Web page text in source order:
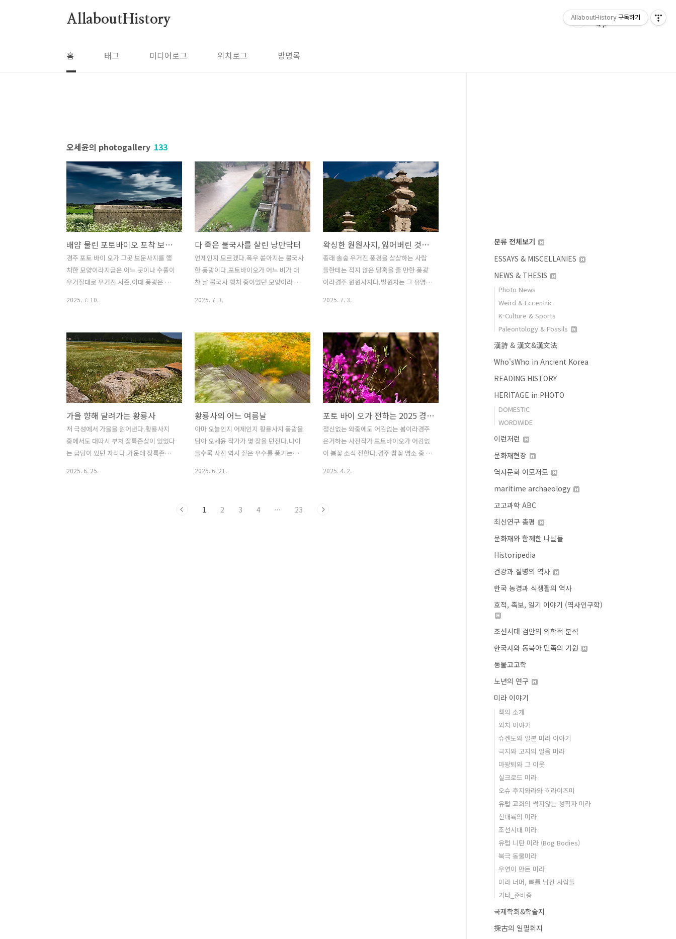
AllaboutHistory
홈 태그 미디어로그 위치로그 방명록
오세윤의 photogallery 133
배얌 물린 포토바이오 포착 보문사지 여름 한 컷
경주 포토 바이 오가 그곳 보문사지를 행
차한 모양이라지금은 어느 곳이나 수풀이
우거질대로 우거진 시즌.이때 풍광은 찜
스크린에선 더위를 잊게 하니 이를 우리
는 사진의 사기라 한다.저 보문리사지는
터만 덩그러하지만 한때 대단한 위용을
자랑한 신라시대 거찰이 있던 곳임은 저
런 만만찮은 석조물들이 우뚝하니 증언하
거니와화푹이 품은 이 석조라 저런 석조
는 지금 한국 절간이라면 모름지기 구비
하니 목을 축이는 구실도 하고 혹 모를 일
이라 달빛 환한 여름밤엔 스님이 발가벗
고 등목했는지도 모를 일이다.저 잡풀은
뱀 서식을 부른다.물론 배얌은 생각보다
파충류라 그늘을 싫어..
2025. 7. 10.
다 죽은 불국사를 살린 낭만닥터
언제인지 모르겠다.폭우 쏟아지는 불국사
한 풍광이다.포토바이오가 어느 비가 대
찬 날 불국사 행차 중이었던 모양이라 불
있었다.불과 백년 전불국사는 폐허였다.
그 불국사가 기적처럼 살아났다.지금은
민족의 성전으로 추앙되기도 하나 다 죽
은 그것을 인공호흡하고 벌떡 일어나게
한 낭만닥터 김사부가 백년 전에 있었다.
그 낭만닥터는 당시엔 이름이 없었
다.1960년대 들어서서야 비로소 이름이
추증되는데 문화재라는 닥터였다.이 문화
재라는 닥터가 불국사를 살렸다.다 죽은
불국사를 살린 이는 무수한 낭만닥터 총
합이었으니 국민이었다.살아남은 불국사.
2025. 7. 3.
왁싱한 원원사지, 잃어버린 것과 얻은 것
종래 솔숲 우거진 풍경을 상상하는 사람
들한테는 적지 않은 당혹을 줄 만한 풍광
이라경주 원원사지다.발원자는 그 유명한
었으니 늘그막에 위안도 삼고 또 먼저 떠
난 사람들 명복을 빌고자 김술종을 비롯
한 몇 사람과 합심해 창건한 사찰이 원원
사다.지금은 터만 남았으니 동서석탑 두
기가 한때는 우람했던 시절을 희미하게
증언한다.그 앞에는 저 이름을 관칭한 개
인 사찰이 있다.그 주변으로는 온통 고목
노거수 소나무가 우거져 장관이었더랬다.
하지만 솔잎혹파리가 모든 것을 바꾸어
버렸다.무성함을 잃어버린 원원사가 솔잎
혹파리 힘 빌려 왁싱을 했다.혹자는 사라
더러 너는 언제까지..
2025. 7. 3.
가을 향해 달려가는 황룡사
저 극성에서 가을을 읽어낸다.황룡사지
중에서도 대따시 부처 장륙존상이 있었다
는 금당이 있던 자리다.가운데 장륙존상
2025. 6. 25.
황룡사의 어느 여름날
아마 오늘인지 어제인지 황룡사지 풍광을
담아 오세윤 작가가 몇 장을 던진다.나이
들수록 사진 역시 짙은 우수를 풍기는데
다.작가 의도는 그렇지 아니한데 내가 그
2025. 6. 21.
포토 바이 오가 전하는 2025 경주의 봄
정신없는 와중에도 어김없는 봄이라경주
은거하는 사진작가 포토바이오가 어김없
이 봄꽃 소식 전한다.경주 참꽃 명소 중 하
달 가장 잔인하다 해도 감미롭기 4월 같은
2025. 4. 2.
1 2 3 4 ··· 23
분류 전체보기
ESSAYS & MISCELLANIES
NEWS & THESIS
Photo News
Weird & Eccentric
K-Culture & Sports
Paleontology & Fossils
漢詩 & 漢文&漢文法
Who'sWho in Ancient Korea
READING HISTORY
HERITAGE in PHOTO
DOMESTIC
WORDWIDE
이런저런
문화재현장
역사문화 이모저모
maritime archaeology
고고과학 ABC
최신연구 총평
문화재와 함께한 나날들
Historipedia
건강과 질병의 역사
한국 농경과 식생활의 역사
호적, 족보, 일기 이야기 (역사인구학)
조선시대 검안의 의학적 분석
한국사와 동북아 민족의 기원
동물고고학
노년의 연구
미라 이야기
책의 소개
외치 이야기
슈겐도와 일본 미라 이야기
극지와 고지의 얼음 미라
마왕퇴와 그 이웃
실크로드 미라
오슈 후지와라와 히라이즈미
유럽 교회의 썩지않는 성직자 미라
신대륙의 미라
조선시대 미라
유럽 니탄 미라 (Bog Bodies)
북극 동물미라
우연이 만든 미라
미라 너머, 뼈를 남긴 사람들
기타_준비중
국제학회&학술지
探古의 일필휘지
AllaboutHistory 구독하기